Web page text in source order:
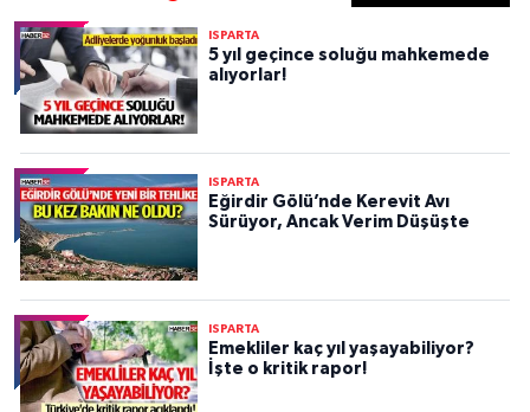
ISPARTA
5 yıl geçince soluğu mahkemede
alıyorlar!
ISPARTA
Eğirdir Gölü’nde Kerevit Avı
Sürüyor, Ancak Verim Düşüşte
ISPARTA
Emekliler kaç yıl yaşayabiliyor?
İşte o kritik rapor!